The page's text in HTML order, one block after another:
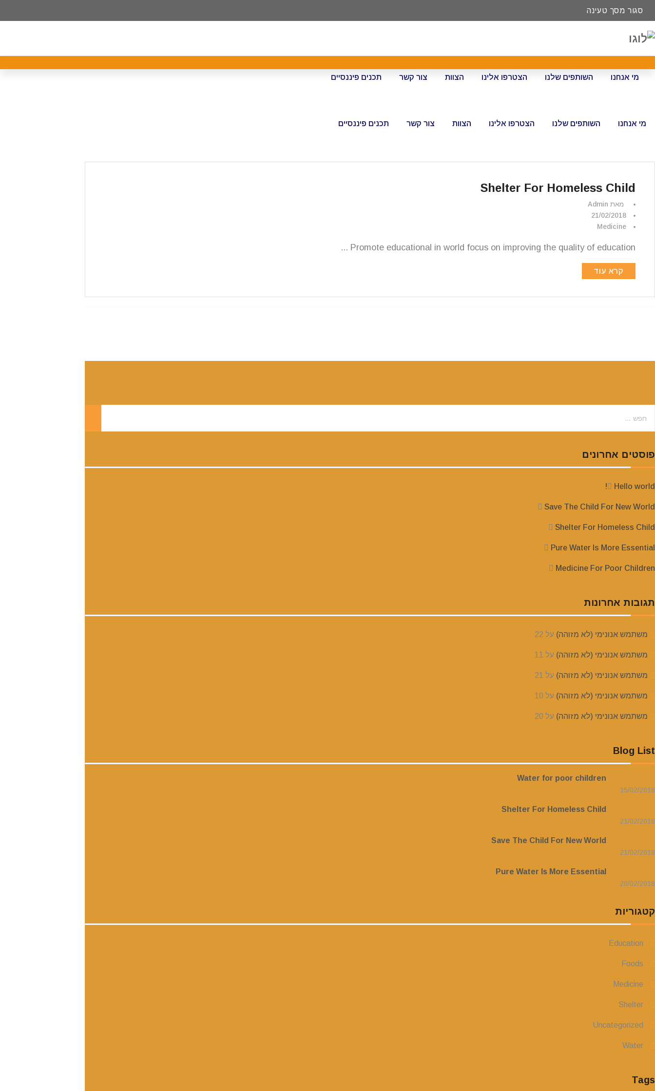
סגור מסך טעינה
מי אנחנו השותפים שלנו הצטרפו אלינו הצוות צור קשר תכנים פיננסיים
מי אנחנו השותפים שלנו הצטרפו אלינו הצוות צור קשר תכנים פיננסיים
Shelter For Homeless Child
מאת Admin
21/02/2018
Medicine
Promote educational in world focus on improving the quality of education ...
קרא עוד
פוסטים אחרונים
Hello world!
Save The Child For New World
Shelter For Homeless Child
Pure Water Is More Essential
Medicine For Poor Children
תגובות אחרונות
משתמש אנונימי (לא מזוהה) על 22
משתמש אנונימי (לא מזוהה) על 11
משתמש אנונימי (לא מזוהה) על 21
משתמש אנונימי (לא מזוהה) על 10
משתמש אנונימי (לא מזוהה) על 20
Blog List
Water for poor children
15/02/2018
Shelter For Homeless Child
21/02/2018
Save The Child For New World
21/02/2018
Pure Water Is More Essential
20/02/2018
קטגוריות
Education
Foods
Medicine
Shelter
Uncategorized
Water
Tags